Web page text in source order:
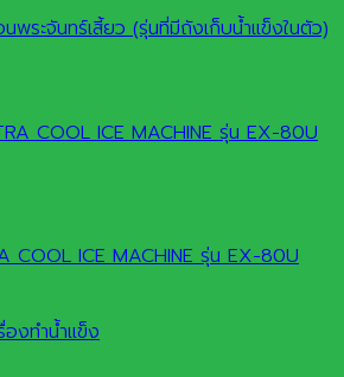
พระจันทร์เสี้ยว (รุ่นที่มีถังเก็บน้ำแข็งในตัว)
COOL ICE MACHINE รุ่น EX-80U